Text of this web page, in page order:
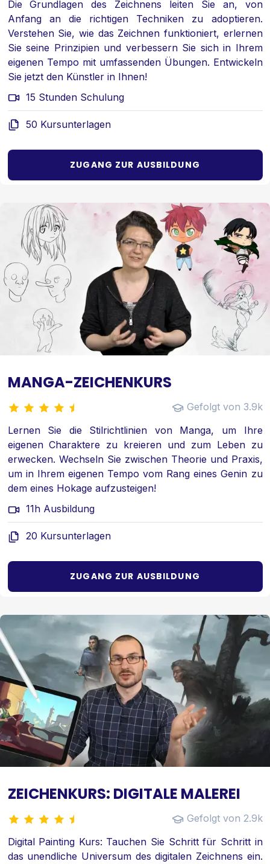
Die Grundlagen des Zeichnens leiten Sie an, von
Anfang an die richtigen Techniken zu adoptieren.
Verstehen Sie, wie das Zeichnen funktioniert, erlernen
Sie seine Prinzipien und verbessern Sie sich in Ihrem
eigenen Tempo mit umfassenden Übungen. Entwickeln
Sie jetzt den Künstler in Ihnen!
15 Stunden Schulung
50 Kursunterlagen
ZUGANG ZUR AUSBILDUNG
MANGA-ZEICHENKURS
Gefolgt von 3.9k
Lernen Sie die Stilrichtlinien von Manga, um Ihre
eigenen Charaktere zu kreieren und zum Leben zu
erwecken. Wechseln Sie zwischen Theorie und Praxis,
um in Ihrem eigenen Tempo vom Rang eines Genin zu
dem eines Hokage aufzusteigen!
11h Ausbildung
20 Kursunterlagen
ZUGANG ZUR AUSBILDUNG
ZEICHENKURS: DIGITALE MALEREI
Gefolgt von 2.9k
Digital Painting Kurs: Tauchen Sie Schritt für Schritt in
das unendliche Universum des digitalen Zeichnens ein.